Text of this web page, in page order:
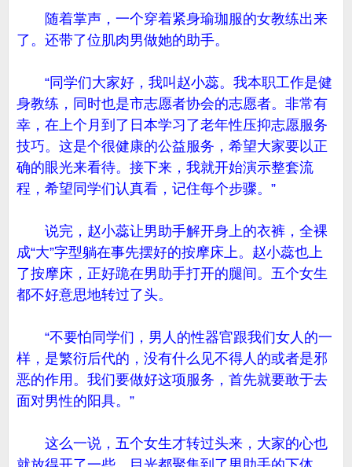
随着掌声，一个穿着紧身瑜珈服的女教练出来
了。还带了位肌肉男做她的助手。
“同学们大家好，我叫赵小蕊。我本职工作是健
身教练，同时也是市志愿者协会的志愿者。非常有
幸，在上个月到了日本学习了老年性压抑志愿服务
技巧。这是个很健康的公益服务，希望大家要以正
确的眼光来看待。接下来，我就开始演示整套流
程，希望同学们认真看，记住每个步骤。”
说完，赵小蕊让男助手解开身上的衣裤，全裸
成“大”字型躺在事先摆好的按摩床上。赵小蕊也上
了按摩床，正好跪在男助手打开的腿间。五个女生
都不好意思地转过了头。
“不要怕同学们，男人的性器官跟我们女人的一
样，是繁衍后代的，没有什么见不得人的或者是邪
恶的作用。我们要做好这项服务，首先就要敢于去
面对男性的阳具。”
这么一说，五个女生才转过头来，大家的心也